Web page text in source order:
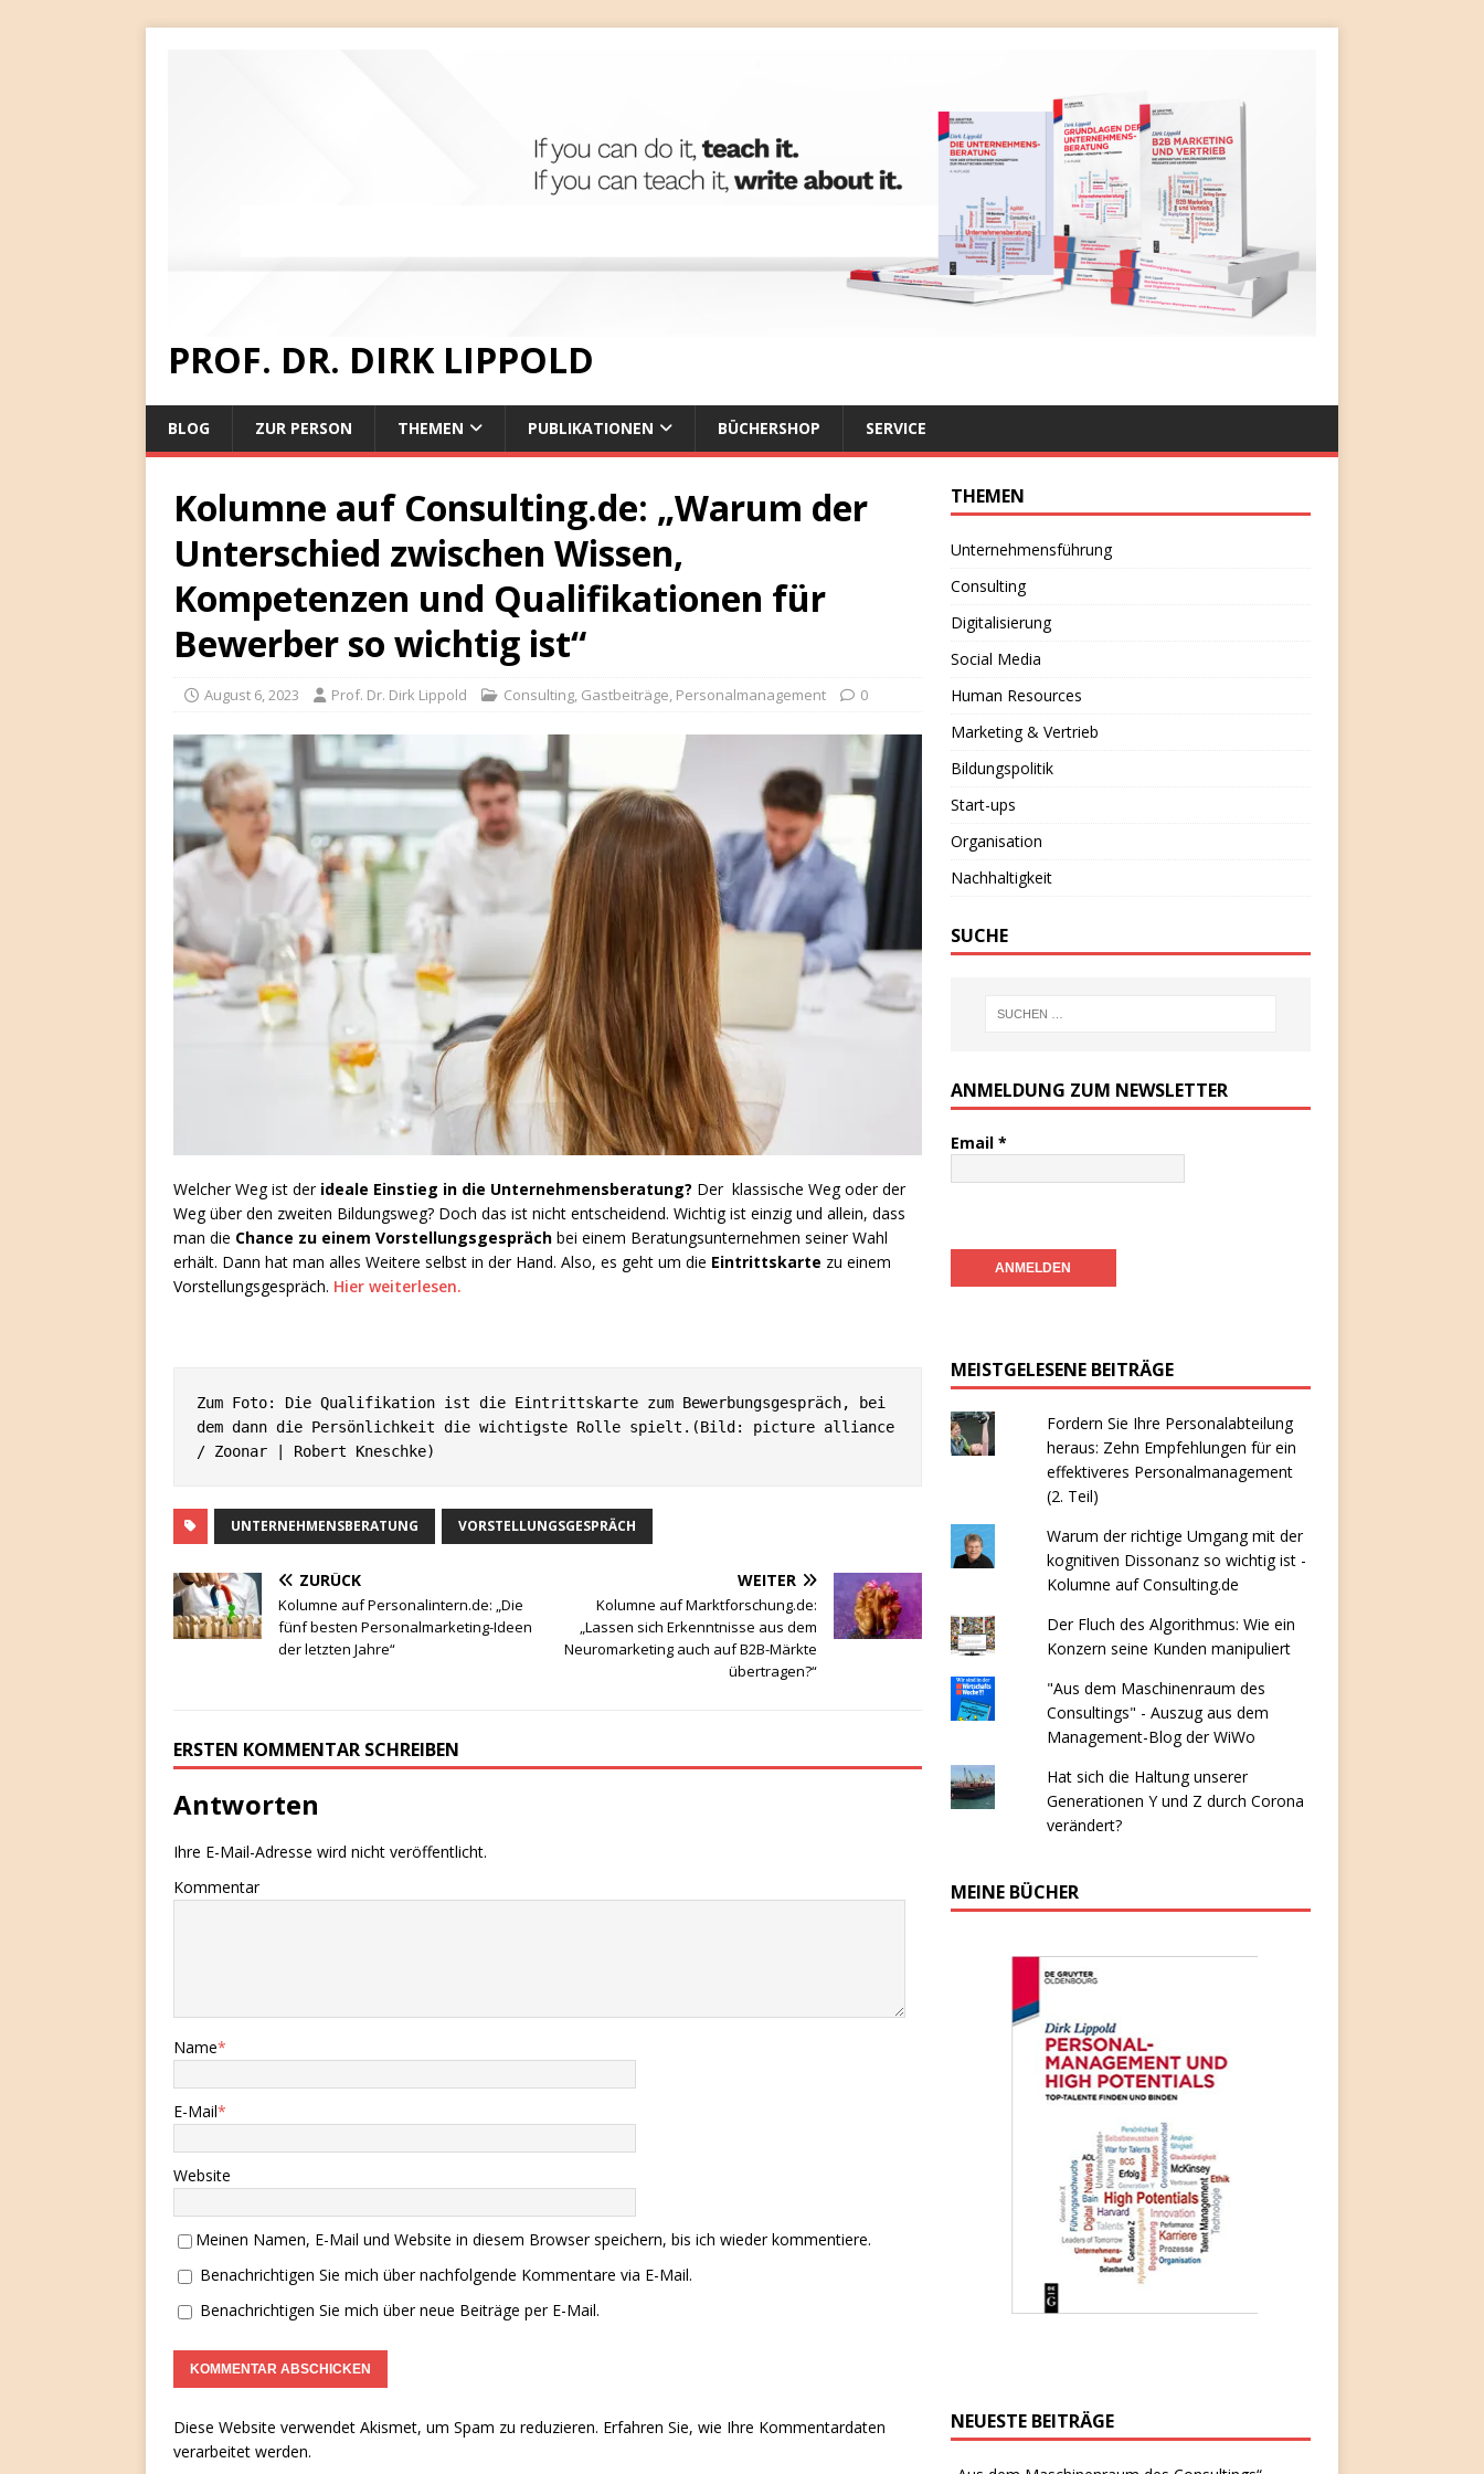
PROF. DR. DIRK LIPPOLD
BLOG ZUR PERSON THEMEN PUBLIKATIONEN BÜCHERSHOP SERVICE
Kolumne auf Consulting.de: „Warum der
Unterschied zwischen Wissen,
Kompetenzen und Qualifikationen für
Bewerber so wichtig ist“
August 6, 2023 Prof. Dr. Dirk Lippold Consulting, Gastbeiträge, Personalmanagement 0
Welcher Weg ist der ideale Einstieg in die Unternehmensberatung? Der klassische Weg oder der
Weg über den zweiten Bildungsweg? Doch das ist nicht entscheidend. Wichtig ist einzig und allein, dass
man die Chance zu einem Vorstellungsgespräch bei einem Beratungsunternehmen seiner Wahl
erhält. Dann hat man alles Weitere selbst in der Hand. Also, es geht um die Eintrittskarte zu einem
Vorstellungsgespräch. Hier weiterlesen.
Zum Foto: Die Qualifikation ist die Eintrittskarte zum Bewerbungsgespräch, bei
dem dann die Persönlichkeit die wichtigste Rolle spielt.(Bild: picture alliance
/ Zoonar | Robert Kneschke)
UNTERNEHMENSBERATUNG VORSTELLUNGSGESPRÄCH
ZURÜCK
Kolumne auf Personalintern.de: „Die
fünf besten Personalmarketing-Ideen
der letzten Jahre“
WEITER
Kolumne auf Marktforschung.de:
„Lassen sich Erkenntnisse aus dem
Neuromarketing auch auf B2B-Märkte
übertragen?“
ERSTEN KOMMENTAR SCHREIBEN
Antworten
Ihre E-Mail-Adresse wird nicht veröffentlicht.
Kommentar
Name*
E-Mail*
Website
Meinen Namen, E-Mail und Website in diesem Browser speichern, bis ich wieder kommentiere.
Benachrichtigen Sie mich über nachfolgende Kommentare via E-Mail.
Benachrichtigen Sie mich über neue Beiträge per E-Mail.
Diese Website verwendet Akismet, um Spam zu reduzieren. Erfahren Sie, wie Ihre Kommentardaten
verarbeitet werden.
THEMEN
Unternehmensführung
Consulting
Digitalisierung
Social Media
Human Resources
Marketing & Vertrieb
Bildungspolitik
Start-ups
Organisation
Nachhaltigkeit
SUCHE
ANMELDUNG ZUM NEWSLETTER
Email *
MEISTGELESENE BEITRÄGE
Fordern Sie Ihre Personalabteilung
heraus: Zehn Empfehlungen für ein
effektiveres Personalmanagement
(2. Teil)
Warum der richtige Umgang mit der
kognitiven Dissonanz so wichtig ist -
Kolumne auf Consulting.de
Der Fluch des Algorithmus: Wie ein
Konzern seine Kunden manipuliert
"Aus dem Maschinenraum des
Consultings" - Auszug aus dem
Management-Blog der WiWo
Hat sich die Haltung unserer
Generationen Y und Z durch Corona
verändert?
MEINE BÜCHER
NEUESTE BEITRÄGE